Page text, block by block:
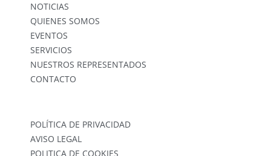
NOTICIAS
QUIENES SOMOS
EVENTOS
SERVICIOS
NUESTROS REPRESENTADOS
CONTACTO
POLÍTICA DE PRIVACIDAD
AVISO LEGAL
POLITICA DE COOKIES